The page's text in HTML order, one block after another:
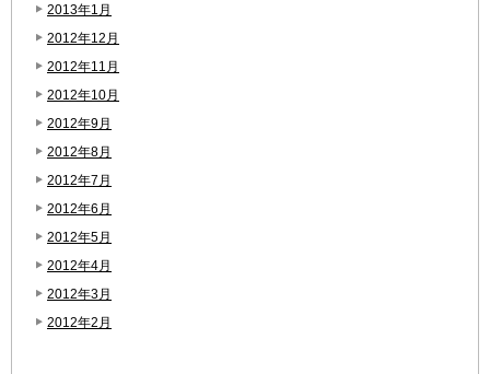
2013年1月
2012年12月
2012年11月
2012年10月
2012年9月
2012年8月
2012年7月
2012年6月
2012年5月
2012年4月
2012年3月
2012年2月